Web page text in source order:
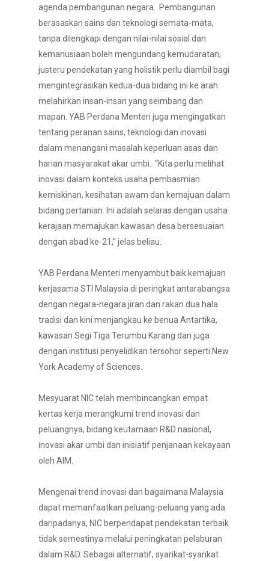
agenda pembangunan negara. Pembangunan
berasaskan sains dan teknologi semata-mata,
tanpa dilengkapi dengan nilai-nilai sosial dan
kemanusiaan boleh mengundang kemudaratan;
justeru pendekatan yang holistik perlu diambil bagi
mengintegrasikan kedua-dua bidang ini ke arah
melahirkan insan-insan yang seimbang dan
mapan. YAB Perdana Menteri juga mengingatkan
tentang peranan sains, teknologi dan inovasi
dalam menangani masalah keperluan asas dan
harian masyarakat akar umbi. “Kita perlu melihat
inovasi dalam konteks usaha pembasmian
kemiskinan, kesihatan awam dan kemajuan dalam
bidang pertanian. Ini adalah selaras dengan usaha
kerajaan memajukan kawasan desa bersesuaian
dengan abad ke-21,” jelas beliau.
YAB Perdana Menteri menyambut baik kemajuan
kerjasama STI Malaysia di peringkat antarabangsa
dengan negara-negara jiran dan rakan dua hala
tradisi dan kini menjangkau ke benua Antartika,
kawasan Segi Tiga Terumbu Karang dan juga
dengan institusi penyelidikan tersohor seperti New
York Academy of Sciences.
Mesyuarat NIC telah membincangkan empat
kertas kerja merangkumi trend inovasi dan
peluangnya, bidang keutamaan R&D nasional,
inovasi akar umbi dan inisiatif penjanaan kekayaan
oleh AIM.
Mengenai trend inovasi dan bagaimana Malaysia
dapat memanfaatkan peluang-peluang yang ada
daripadanya, NIC berpendapat pendekatan terbaik
tidak semestinya melalui peningkatan pelaburan
dalam R&D. Sebagai alternatif, syarikat-syarikat